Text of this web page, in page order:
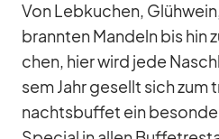
Von Leb­ku­chen,
brann­ten Man­deln bis hin
chen, hier wird jede
sem Jahr ge­sellt sich
nachts­buf­fet ein